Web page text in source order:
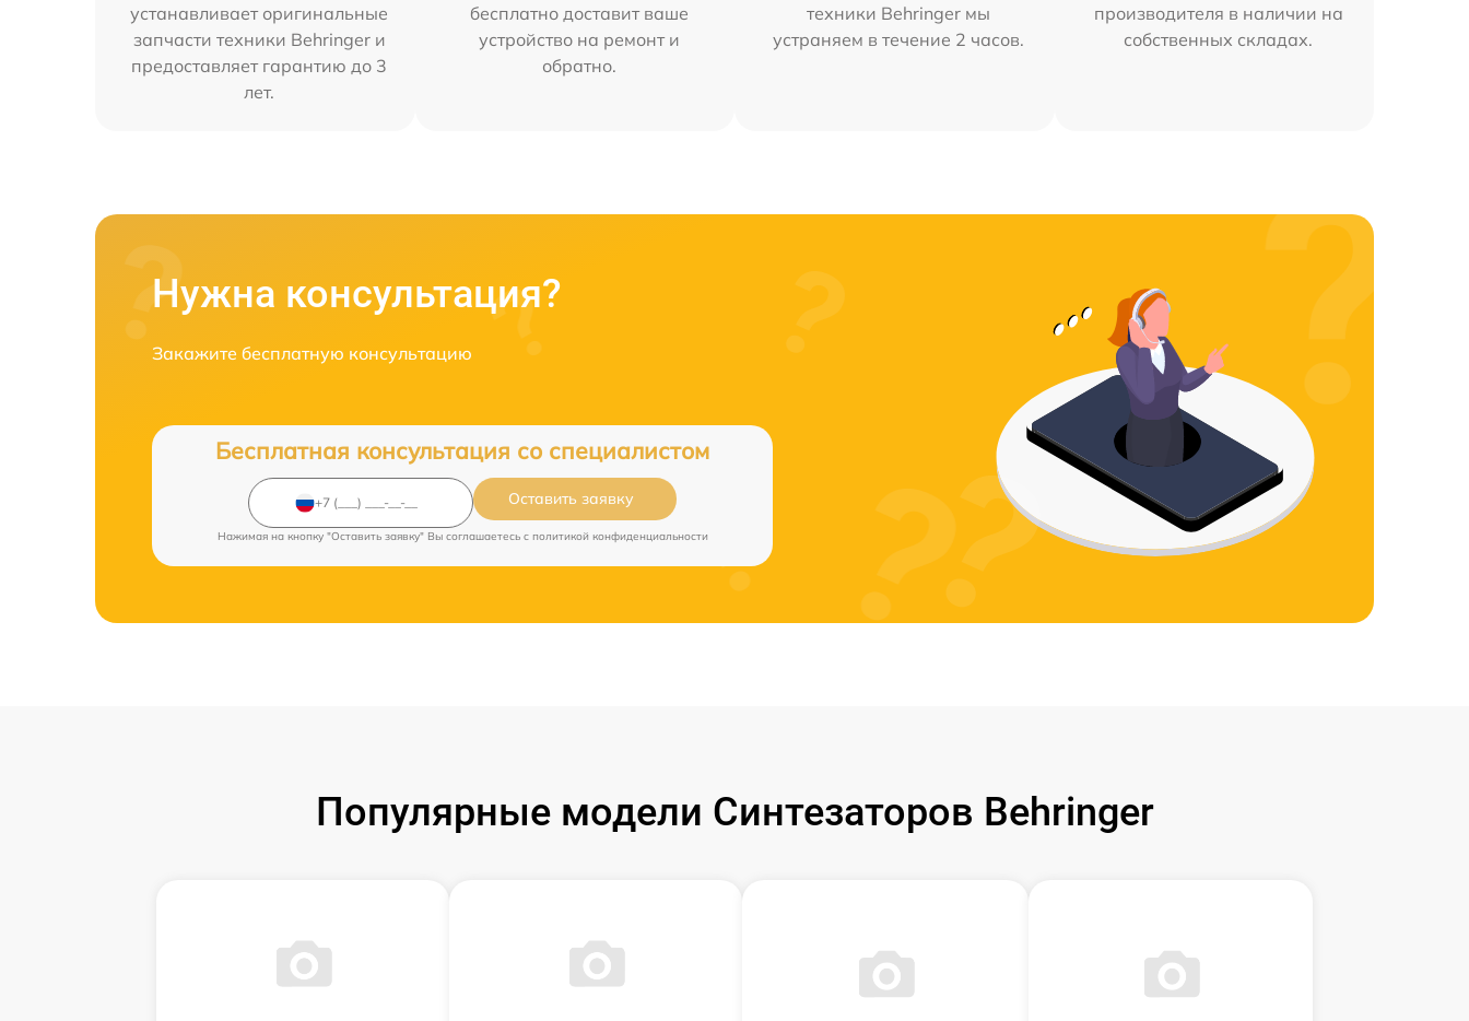
устанавливает оригинальные
запчасти техники Behringer и
предоставляет гарантию до 3
лет.
бесплатно доставит ваше
устройство на ремонт и
обратно.
техники Behringer мы
устраняем в течение 2 часов.
производителя в наличии на
собственных складах.
Нужна консультация?
Закажите бесплатную консультацию
Бесплатная консультация со специалистом
Оставить заявку
Нажимая на кнопку "Оставить заявку" Вы соглашаетесь c политикой конфиденциальности
Популярные модели Синтезаторов Behringer